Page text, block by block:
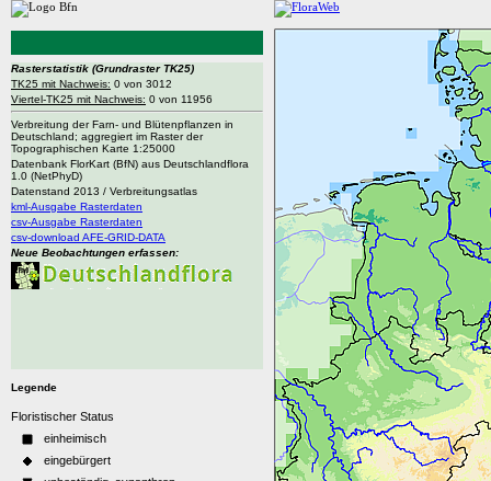
Rasterstatistik (Grundraster TK25)
TK25 mit Nachweis: 0 von 3012
Viertel-TK25 mit Nachweis: 0 von 11956
Verbreitung der Farn- und Blütenpflanzen in
Deutschland; aggregiert im Raster der
Topographischen Karte 1:25000
Datenbank FlorKart (BfN) aus Deutschlandflora
1.0 (NetPhyD)
Datenstand 2013 / Verbreitungsatlas
kml-Ausgabe Rasterdaten
csv-Ausgabe Rasterdaten
csv-download AFE-GRID-DATA
Neue Beobachtungen erfassen:
Legende